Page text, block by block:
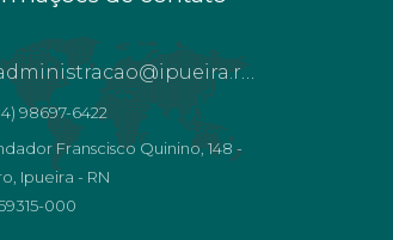
98697-6422
Franscisco Quinino, 148 -
Ipueira - RN
000